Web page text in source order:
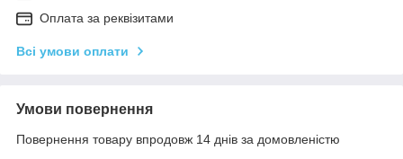
Оплата за реквізитами
Всі умови оплати
Умови повернення
Повернення товару впродовж 14 днів за домовленістю